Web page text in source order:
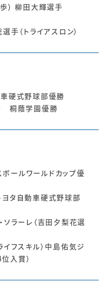
） 柳田大輝選手
手（トライアスロン）
硬式野球部優勝
桐蔭学園優勝
ールワールドカップ優
タ自動車硬式野球部
ラーレ（吉田夕梨花選
フスキル）中島佑気ジ
入賞）